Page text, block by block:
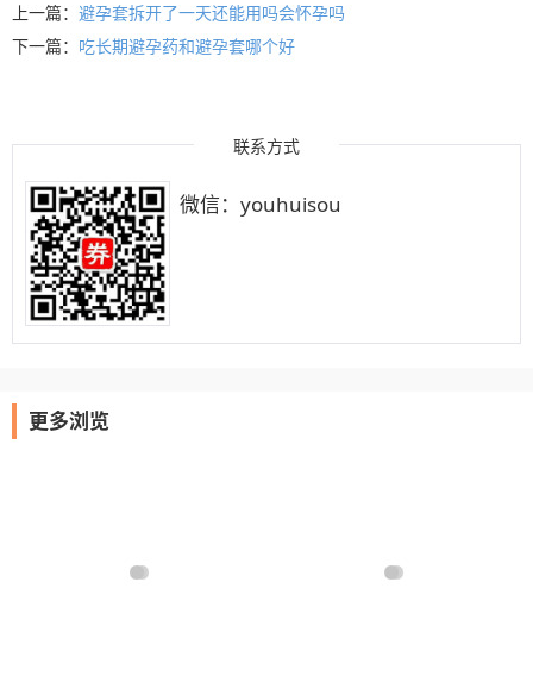
上一篇： 避孕套拆开了一天还能用吗会怀孕吗
下一篇： 吃长期避孕药和避孕套哪个好
联系方式
微信：youhuisou
更多浏览